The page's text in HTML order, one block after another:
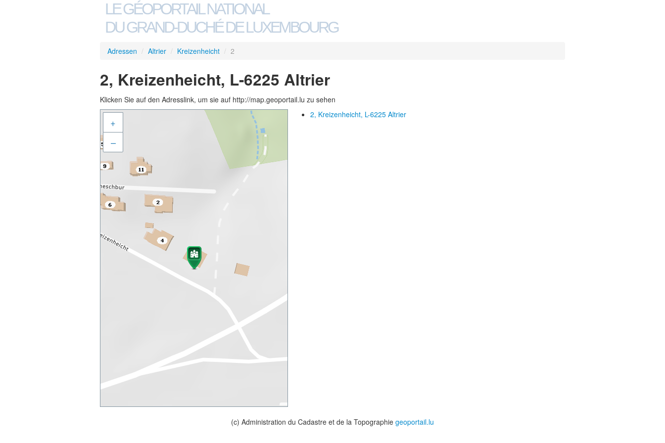
LE GÉOPORTAIL NATIONAL
DU GRAND-DUCHÉ DE LUXEMBOURG
Adressen / Altrier / Kreizenheicht / 2
2, Kreizenheicht, L-6225 Altrier
Klicken Sie auf den Adresslink, um sie auf http://map.geoportail.lu zu sehen
+
–
2, Kreizenheicht, L-6225 Altrier
(c) Administration du Cadastre et de la Topographie geoportail.lu